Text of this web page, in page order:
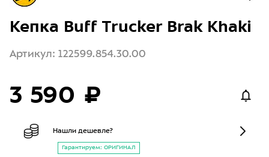
Кепка Buff Trucker Brak Khaki
Артикул: 122599.854.30.00
3 590 ₽
Нашли дешевле?
Гарантируем: ОРИГИНАЛ